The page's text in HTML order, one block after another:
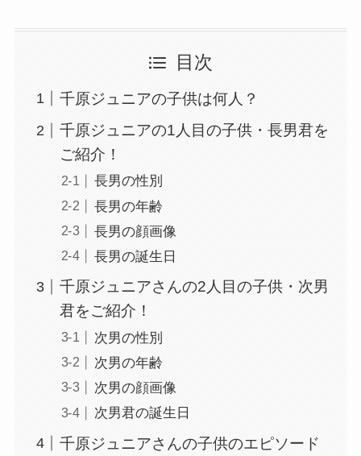
目次
千原ジュニアの子供は何人？
千原ジュニアの1人目の子供・長男君を
ご紹介！
長男の性別
長男の年齢
長男の顔画像
長男の誕生日
千原ジュニアさんの2人目の子供・次男
君をご紹介！
次男の性別
次男の年齢
次男の顔画像
次男君の誕生日
千原ジュニアさんの子供のエピソード